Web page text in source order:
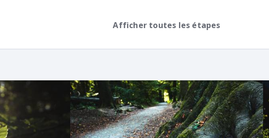
Afficher toutes les étapes